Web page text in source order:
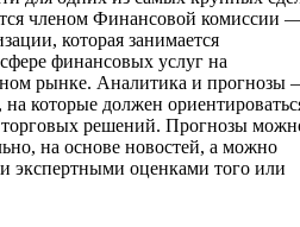
членом Финансовой комиссии
которая занимается
финансовых услуг на
рынке. Аналитика и прогнозы
которые должен
решений. Прогнозы
на основе новостей, а можно
экспертными оценками того или